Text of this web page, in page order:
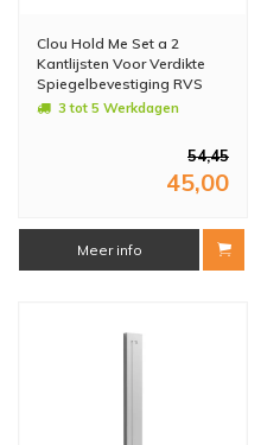
Clou Hold Me Set a 2
Kantlijsten Voor Verdikte
Spiegelbevestiging RVS
Gepolijst 60cm
3 tot 5 Werkdagen
54,45
45,00
Meer info